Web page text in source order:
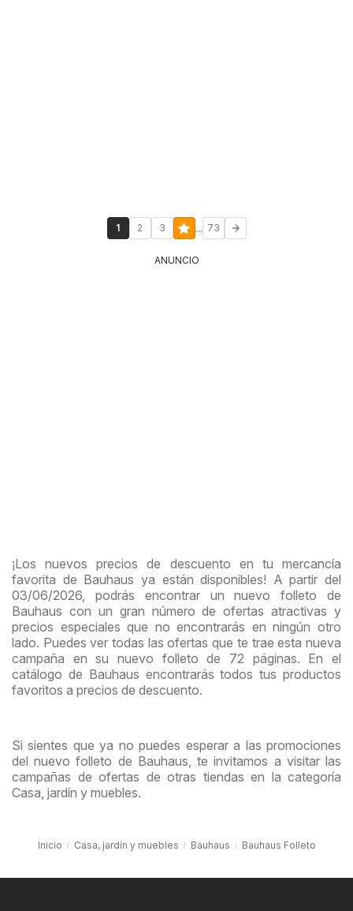
1 2 3 ... 73
ANUNCIO
¡Los nuevos precios de descuento en tu mercancía
favorita de Bauhaus ya están disponibles! A partir del
03/06/2026, podrás encontrar un nuevo folleto de
Bauhaus con un gran número de ofertas atractivas y
precios especiales que no encontrarás en ningún otro
lado. Puedes ver todas las ofertas que te trae esta nueva
campaña en su nuevo folleto de 72 páginas. En el
catálogo de Bauhaus encontrarás todos tus productos
favoritos a precios de descuento.
Si sientes que ya no puedes esperar a las promociones
del nuevo folleto de Bauhaus, te invitamos a visitar las
campañas de ofertas de otras tiendas en la categoría
Casa, jardín y muebles.
Inicio Casa, jardín y muebles Bauhaus Bauhaus Folleto